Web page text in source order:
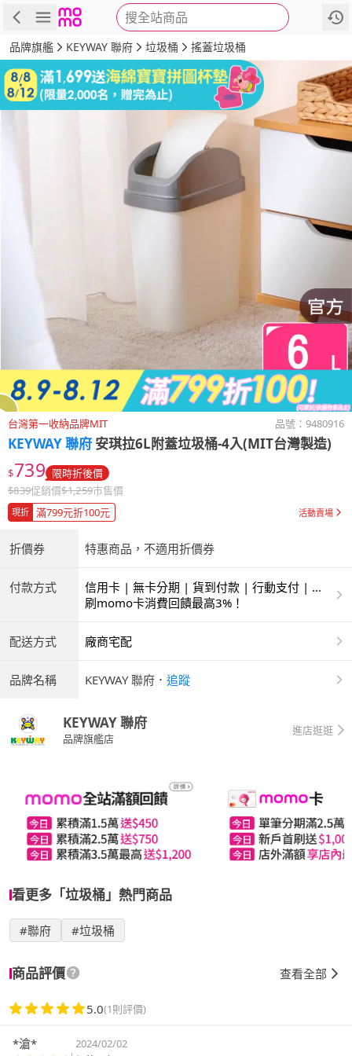
搜全站商品
商品 評價 詳情
品牌旗艦 KEYWAY 聯府 垃圾桶 搖蓋垃圾桶
台灣第一收納品牌MIT 品號： 9480916
KEYWAY 聯府 安琪拉6L附蓋垃圾桶-4入(MIT台灣製造)
$739 限時折後價
$839促銷價$1,259市售價
現折 滿799元折100元 活動賣場
折價券 特惠商品，不適用折價券
付款方式
信用卡 | 無卡分期 | 貨到付款 | 行動支付 | 超
商付款 | ATM | 銀聯卡
刷momo卡消費回饋最高3%！
配送方式 廠商宅配
品牌名稱 KEYWAY 聯府 ． 追蹤
KEYWAY 聯府
品牌旗艦店
進店逛逛
看更多「垃圾桶」熱門商品
#聯府 #垃圾桶
商品評價 查看全部
5.0(1則評價)
*滄*
2024/02/02